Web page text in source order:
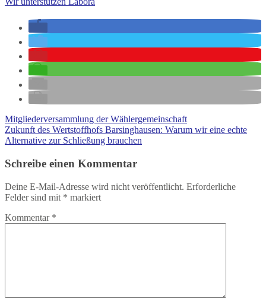
Mitgliederversammlung der Wählergemeinschaft
Zukunft des Wertstoffhofs Barsinghausen: Warum wir eine echte
Alternative zur Schließung brauchen
Schreibe einen Kommentar
Deine E-Mail-Adresse wird nicht veröffentlicht. Erforderliche
Felder sind mit * markiert
Kommentar *